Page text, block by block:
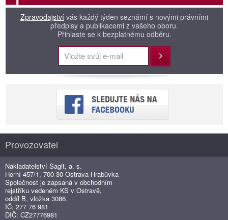
Zpravodajství vás každý týden seznámí s novými právními
předpisy a publikacemi z vašeho oboru.
Přihlaste se k bezplatnému odběru.
Přihlásit
Provozovatel
Nakladatelství Sagit, a. s.
Horní 457/1, 700 30 Ostrava-Hrabůvka
Společnost je zapsaná v obchodním
rejstříku vedeném KS v Ostravě,
oddíl B, vložka 3086.
IČ: 277 76 981
DIČ: CZ27776981